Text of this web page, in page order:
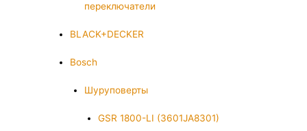
переключатели
BLACK+DECKER
Bosch
Шуруповерты
GSR 1800-LI (3601JA8301)